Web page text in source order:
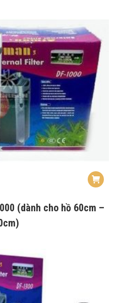
(dành cho hồ 60cm –